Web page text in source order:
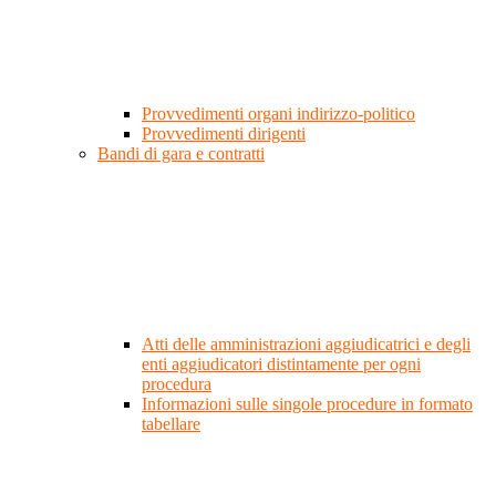
Provvedimenti organi indirizzo-politico
Provvedimenti dirigenti
Bandi di gara e contratti
Atti delle amministrazioni aggiudicatrici e degli
enti aggiudicatori distintamente per ogni
procedura
Informazioni sulle singole procedure in formato
tabellare